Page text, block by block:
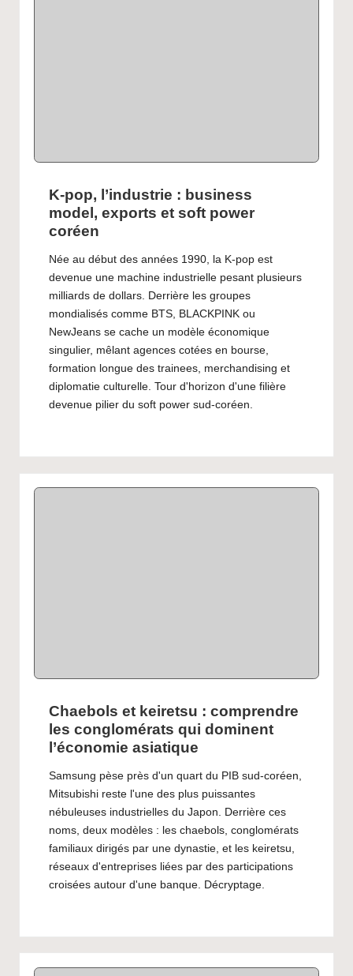
K-pop, l’industrie : business
model, exports et soft power
coréen
Née au début des années 1990, la K-pop est
devenue une machine industrielle pesant plusieurs
milliards de dollars. Derrière les groupes
mondialisés comme BTS, BLACKPINK ou
NewJeans se cache un modèle économique
singulier, mêlant agences cotées en bourse,
formation longue des trainees, merchandising et
diplomatie culturelle. Tour d'horizon d'une filière
devenue pilier du soft power sud-coréen.
Chaebols et keiretsu : comprendre
les conglomérats qui dominent
l’économie asiatique
Samsung pèse près d'un quart du PIB sud-coréen,
Mitsubishi reste l'une des plus puissantes
nébuleuses industrielles du Japon. Derrière ces
noms, deux modèles : les chaebols, conglomérats
familiaux dirigés par une dynastie, et les keiretsu,
réseaux d'entreprises liées par des participations
croisées autour d'une banque. Décryptage.